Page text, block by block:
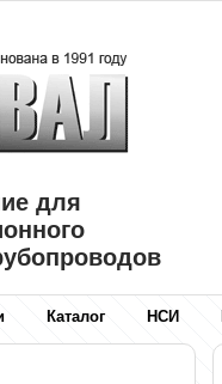
для
Каталог НСИ